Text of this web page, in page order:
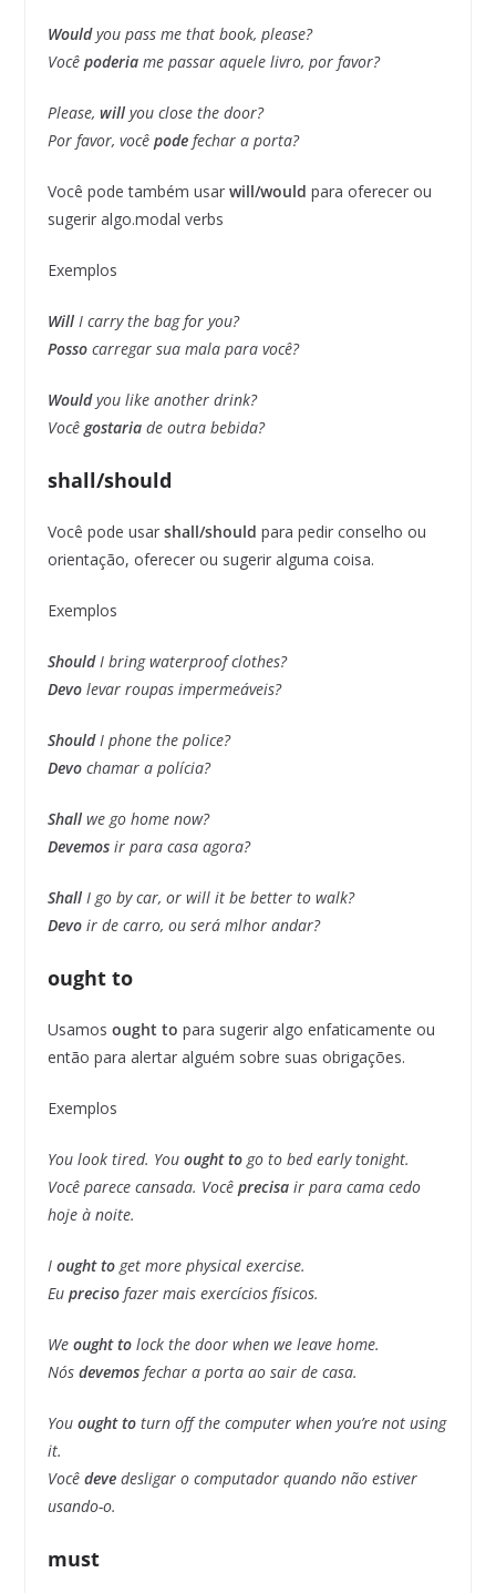
Wouldyou pass me that book, please?
Você poderiame passar aquele livro, por favor?
Please, willyou close the door?
Por favor, você podefechar a porta?
Você pode também usar will/would para oferecer ou
sugerir algo.modal verbs
Exemplos
WillI carry the bag for you?
Possocarregar sua mala para você?
Wouldyou like another drink?
Você gostariade outra bebida?
shall/should
Você pode usar shall/should para pedir conselho ou
orientação, oferecer ou sugerir alguma coisa.
Exemplos
ShouldI bring waterproof clothes?
Devolevar roupas impermeáveis?
ShouldI phone the police?
Devochamar a polícia?
Shallwe go home now?
Devemosir para casa agora?
ShallI go by car, or will it be better to walk?
Devoir de carro, ou será mlhor andar?
ought to
Usamos ought to para sugerir algo enfaticamente ou
então para alertar alguém sobre suas obrigações.
Exemplos
You look tired. You ought togo to bed early tonight.
Você parece cansada. Você precisair para cama cedo
hoje à noite.
I ought toget more physical exercise.
Eu precisofazer mais exercícios físicos.
We ought tolock the door when we leave home.
Nós devemosfechar a porta ao sair de casa.
You ought toturn off the computer when you’re not using
it.
Você devedesligar o computador quando não estiver
usando-o.
must